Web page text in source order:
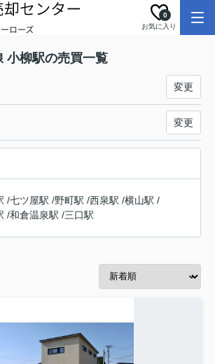
お気に入り
0
小柳駅の売買一覧
変更
変更
/七ツ屋駅 /野町駅 /西泉駅 /横山駅 /
/和倉温泉駅 /三口駅